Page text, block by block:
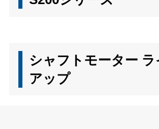
シャフトモーター ラ
アップ